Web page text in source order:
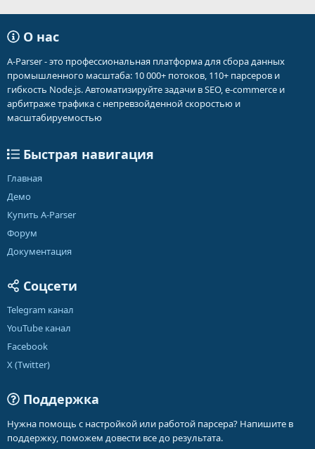
О нас
A-Parser - это профессиональная платформа для сбора данных
промышленного масштаба: 10 000+ потоков, 110+ парсеров и
гибкость Node.js. Автоматизируйте задачи в SEO, e-commerce и
арбитраже трафика с непревзойденной скоростью и
масштабируемостью
Быстрая навигация
Главная
Демо
Купить A-Parser
Форум
Документация
Соцсети
Telegram канал
YouTube канал
Facebook
X (Twitter)
Поддержка
Нужна помощь с настройкой или работой парсера? Напишите в
поддержку, поможем довести все до результата.